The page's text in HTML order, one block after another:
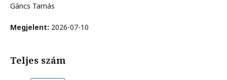
Gáncs Tamás
Megjelent: 2026-07-10
Teljes szám